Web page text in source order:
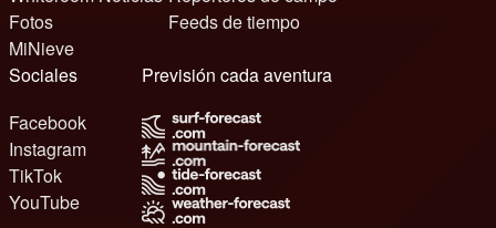
Fotos
MiNieve
Feeds de tiempo
Sociales
Facebook
Instagram
TikTok
YouTube
Previsión cada aventura